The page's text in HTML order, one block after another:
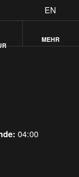
EN
MEHR
04:00